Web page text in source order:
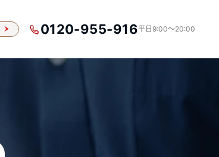
0120-955-916平日9:00〜20:00